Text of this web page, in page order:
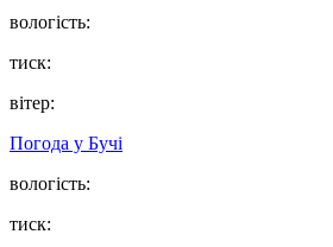
вологість:
тиск:
вітер:
Погода у Бучі
вологість:
тиск: